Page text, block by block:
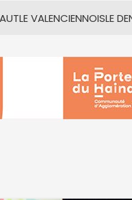
LE VALENCIENNOISLE